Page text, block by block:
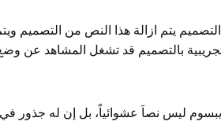
يتم ازالة هذا النص من التصميم
بالتصميم قد تشغل المشاهد عن وضع
ليس نصاَ عشوائياً، بل إن له جذور في